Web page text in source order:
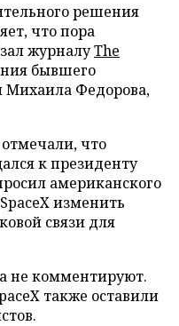
решения
что пора
журналуThe
бывшего
Федорова,
что
к президенту
американского
изменить
связи для
не комментируют.
также оставили